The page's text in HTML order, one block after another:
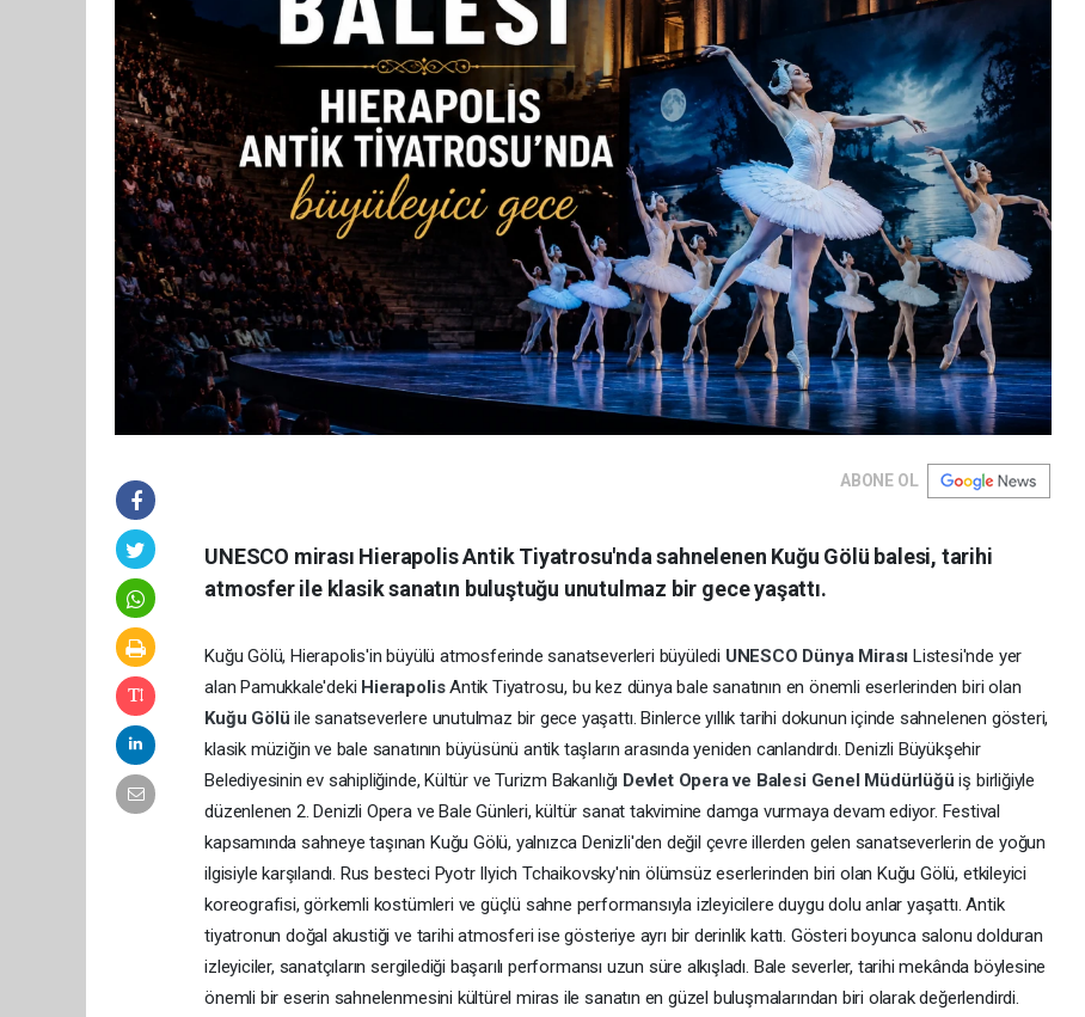
ABONE OL
UNESCO mirası Hierapolis Antik Tiyatrosu'nda sahnelenen Kuğu Gölü balesi, tarihi
atmosfer ile klasik sanatın buluştuğu unutulmaz bir gece yaşattı.
Kuğu Gölü, Hierapolis'in büyülü atmosferinde sanatseverleri büyüledi UNESCO Dünya Mirası Listesi'nde yer
alan Pamukkale'deki HierapolisAntik Tiyatrosu, bu kez dünya bale sanatının en önemli eserlerinden biri olan
Kuğu Gölüile sanatseverlere unutulmaz bir gece yaşattı. Binlerce yıllık tarihi dokunun içinde sahnelenen gösteri,
klasik müziğin ve bale sanatının büyüsünü antik taşların arasında yeniden canlandırdı. Denizli Büyükşehir
Belediyesinin ev sahipliğinde, Kültür ve Turizm Bakanlığı Devlet Opera ve Balesi Genel Müdürlüğüiş birliğiyle
düzenlenen 2. Denizli Opera ve Bale Günleri, kültür sanat takvimine damga vurmaya devam ediyor. Festival
kapsamında sahneye taşınan Kuğu Gölü, yalnızca Denizli'den değil çevre illerden gelen sanatseverlerin de yoğun
ilgisiyle karşılandı. Rus besteci Pyotr Ilyich Tchaikovsky'nin ölümsüz eserlerinden biri olan Kuğu Gölü, etkileyici
koreografisi, görkemli kostümleri ve güçlü sahne performansıyla izleyicilere duygu dolu anlar yaşattı. Antik
tiyatronun doğal akustiği ve tarihi atmosferi ise gösteriye ayrı bir derinlik kattı. Gösteri boyunca salonu dolduran
izleyiciler, sanatçıların sergilediği başarılı performansı uzun süre alkışladı. Bale severler, tarihi mekânda böylesine
önemli bir eserin sahnelenmesini kültürel miras ile sanatın en güzel buluşmalarından biri olarak değerlendirdi.